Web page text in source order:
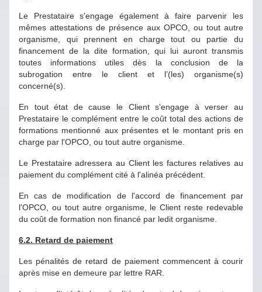
Le Prestataire s'engage également à faire parvenir les
mêmes attestations de présence aux OPCO, ou tout autre
organisme, qui prennent en charge tout ou partie du
financement de la dite formation, qui lui auront transmis
toutes informations utiles dès la conclusion de la
subrogation entre le client et l’(les) organisme(s)
concerné(s).
En tout état de cause le Client s'engage à verser au
Prestataire le complément entre le coût total des actions de
formations mentionné aux présentes et le montant pris en
charge par l'OPCO, ou tout autre organisme.
Le Prestataire adressera au Client les factures relatives au
paiement du complément cité à l'alinéa précédent.
En cas de modification de l'accord de financement par
l'OPCO, ou tout autre organisme, le Client reste redevable
du coût de formation non financé par ledit organisme.
6.2. Retard de paiement
Les pénalités de retard de paiement commencent à courir
après mise en demeure par lettre RAR.